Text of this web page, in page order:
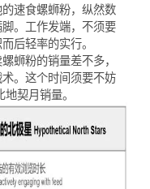
速食螺蛳粉，纵然数
。工作发端，不须要
后轻率的实行。
蛳粉的销量差不多，
。这个时间须要不妨
契月销量。